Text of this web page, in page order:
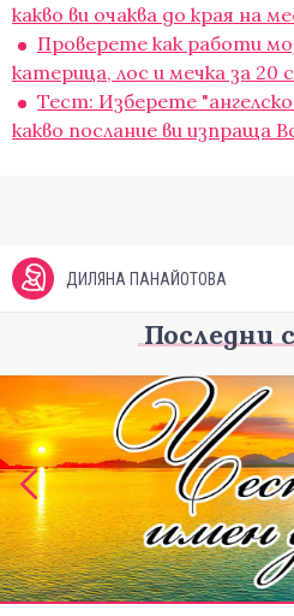
какво ви очаква до края на
Проверете как работи
катерица, лос и мечка за 20
Тест: Изберете
какво послание ви изпраща
ДИЛЯНА ПАНАЙОТОВА
Последни